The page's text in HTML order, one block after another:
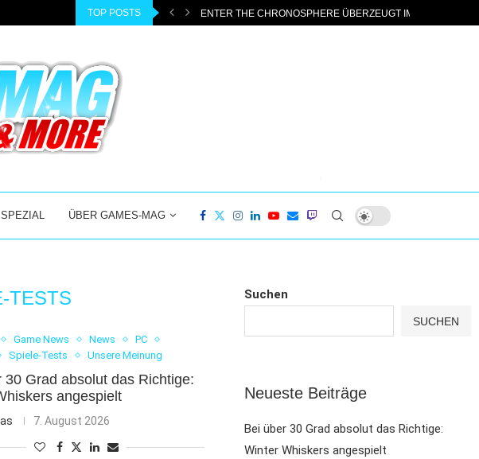
TOP POSTS
DAS RICHTIGE: WINTER... ENTER THE CHRONOSPHERE ÜBERZEUGT IM EARLY
SPEZIAL ÜBER GAMES-MAG
TESTS
Game News News
PC
Spiele-Tests Unsere Meinung
30 Grad absolut das Richtige:
angespielt
7. August 2026
Suchen
SUCHEN
Neueste Beiträge
Bei über 30 Grad absolut das Richtige:
Winter Whiskers angespielt